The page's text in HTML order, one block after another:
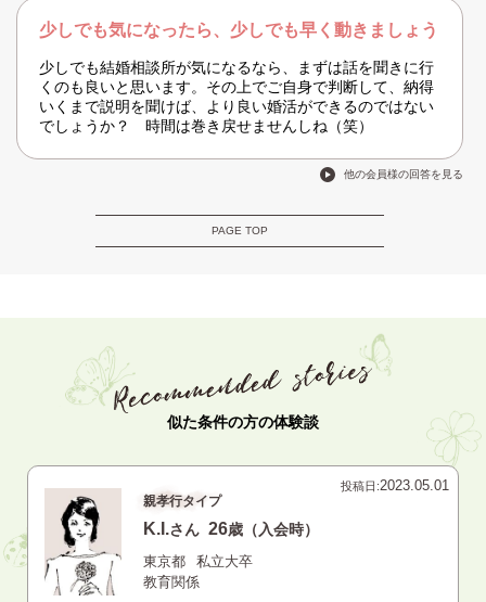
少しでも気になったら、少しでも早く動きましょう
少しでも結婚相談所が気になるなら、まずは話を聞きに行
くのも良いと思います。その上でご自身で判断して、納得
いくまで説明を聞けば、より良い婚活ができるのではない
でしょうか？ 時間は巻き戻せませんしね（笑）
他の会員様の回答を見る
PAGE TOP
似た条件の方の体験談
投稿日:2023.05.01
親孝行タイプ
K.I.さん 26歳（入会時）
東京都
私立大卒
教育関係